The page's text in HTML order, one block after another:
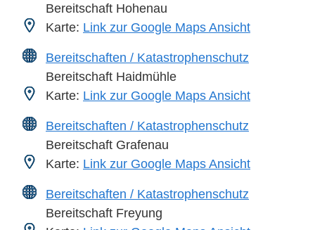
Bereitschaft Hohenau
Karte: Link zur Google Maps Ansicht
Bereitschaften / Katastrophenschutz
Bereitschaft Haidmühle
Karte: Link zur Google Maps Ansicht
Bereitschaften / Katastrophenschutz
Bereitschaft Grafenau
Karte: Link zur Google Maps Ansicht
Bereitschaften / Katastrophenschutz
Bereitschaft Freyung